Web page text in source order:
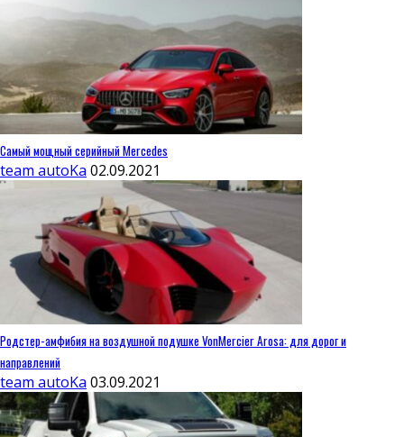
Самый мощный серийный Mercedes
team autoKa 02.09.2021
Родстер-амфибия на воздушной подушке VonMercier Arosa: для дорог и
направлений
team autoKa 03.09.2021